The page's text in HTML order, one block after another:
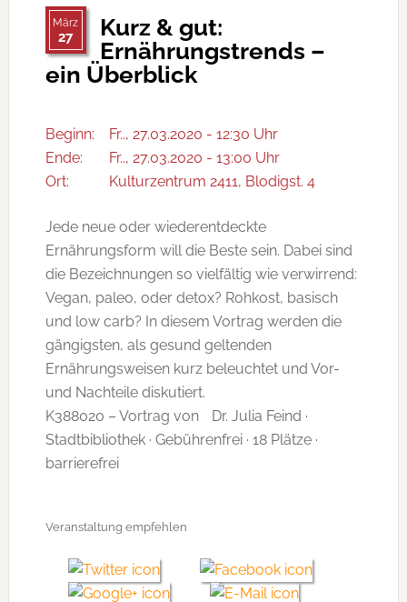
März
27
Kurz & gut:
Ernährungstrends –
ein Überblick
Beginn:
Fr.., 27.03.2020 - 12:30 Uhr
Ende:
Fr.., 27.03.2020 - 13:00 Uhr
Ort:
Kulturzentrum 2411, Blodigst. 4
Jede neue oder wiederentdeckte
Ernährungsform will die Beste sein. Dabei sind
die Bezeichnungen so vielfältig wie verwirrend:
Vegan, paleo, oder detox? Rohkost, basisch
und low carb? In diesem Vortrag werden die
gängigsten, als gesund geltenden
Ernährungsweisen kurz beleuchtet und Vor-
und Nachteile diskutiert.
K388020 – Vortrag von Dr. Julia Feind ·
Stadtbibliothek · Gebührenfrei · 18 Plätze ·
barrierefrei
Veranstaltung empfehlen